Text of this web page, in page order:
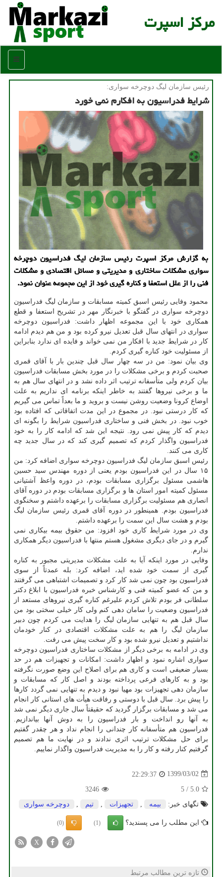
مركز اسپرت
منو
رئیس سازمان لیگ دوچرخه سواری:
شرایط فدراسیون به افكارم نمی خورد
به گزارش مركز اسپرت رئیس سازمان لیگ فدراسیون دوچرخه
سواری مشكلات ساختاری و مدیریتی و مسائل اقتصادی و مشكلات
فنی را از علل استعفا و كناره گیری خود از این مجموعه عنوان نمود.
محمود وفایی رئیس اسبق کمیته مسابقات و سازمان لیگ فدراسیون
دوچرخه سواری در گفتگو با خبرنگار مهر در تشریح استعفا و قطع
همکاری خود با این مجموعه اظهار داشت: فدراسیون دوچرخه
سواری در انتهای سال قبل تعدیل نیرو کرده بود و من هم دیدم ادامه
کار در شرایط جدید با افکار من نمی خواند و فایده ای ندارد بنابراین
از مسئولیت خود کناره گیری کردم.
وی بیان نمود: من در سه چهار سال قبل چندین بار با آقای قمری
صحبت کردم و برخی مشکلات را در مورد بخش مسابقات فدراسیون
بیان کردم ولی متأسفانه ترتیب اثر داده نشد و در انتهای سال هم به
ما و برخی نیروها گفتند به خاطر اینکه برنامه ای نداریم به علت
اوضاع کرونا وضعیت روشن نیست و بروید و ما بعداً تماس می گیریم
که کار درستی نبود. در مجموع در این مدت اتفاقاتی که افتاده بود
خوب نبود. در بخش فنی و ساختاری فدراسیون شرایط را بگونه ای
دیدم که کار پیش نمی رود. نتیجه این شد که ادامه کار را به خود
فدراسیون واگذار کردم که تصمیم گیری کند که در سال جدید چه
کاری می کنند.
رئیس اسبق سازمان لیگ فدراسیون دوچرخه سواری اضافه کرد: من
۱۵ سال در این فدراسیون بودم یعنی از دوره مهندس سید حسین
هاشمی مسئول برگزاری مسابقات بودم، در دوره واعظ آشتیانی
مسئول کمیته امور استان ها و برگزاری مسابقات بودم در دوره آقای
انصاری هم مسئولیت برگزاری مسابقات را برعهده داشتم و سخنگوی
فدراسیون بودم. همینطور در دوره آقای قمری رئیس سازمان لیگ
بودم و هشت سال این سمت را برعهده داشتم.
وی در مورد شرایط کاری خود افزود: من حقوق بیمه بیکاری نمی
گیرم و در جای دیگری مشغول هستم منتها با فدراسیون دیگر همکاری
ندارم.
وفایی در مورد اینکه آیا به علت مشکلات مدیریتی مجبور به کناره
گیری از سمت خود شده اید، اضافه کرد: بله عمدتاً از سوی
فدراسیون بود چون نمی شد کار کرد و تصمیمات اشتباهی می گرفتند
و من که عضو کمیته فنی و کارشناس خبره فدراسیون با ابلاغ دکتر
سلطانی فر بودم تلاش کردم علیرغم کناره گیری نیروهای مستعد از
فدراسیون وضعیت را سامان دهی کنم ولی کار خیلی سختی بود من
سال قبل هم به تنهایی سازمان لیگ را هدایت می کردم چون دبیر
سازمان لیگ را هم به علت مشکلات اقتصادی در کنار خودمان
نداشتیم و تعدیل نیرو شده بود و کار سخت پیش می رفت.
وی در ادامه به برخی دیگر از مشکلات ساختاری فدراسیون دوچرخه
سواری اشاره نمود و اظهار داشت: امکانات و تجهیزات هم در حد
بسیار ضعیفی است و کاری هم برای اصلاح این وضع صورت نگرفته
بود و به کارهای فرعی پرداخته بودند و اصل کار که مسابقات و
سازمان دهی تجهیزات بود مهیا نبود و دیدم به تنهایی نمی گردد کارها
را پیش برد. سال قبل با دوستی و رفاقت هیأت های استانی کار انجام
می شد و مسابقات برگزار گردید که حقیقتاً سال جاری دیگر نمی شد
به آنها رو انداخت و بار فدراسیون را به دوش آنها بیاندازیم.
فدراسیون هم متأسفانه کار چندانی را انجام نداد و هر چقدر گفتیم
برای حل مشکلات ترتیب اثری ندادند و در نهایت ما هم تصمیم
گرفتیم کنار رفته و کار را به مدیریت فدراسیون واگذار نماییم.
1399/03/02
22:29:37
5.0
/
5
3246
تگهای خبر:
بیمه تجهیزات تیم دوچرخه سواری
این مطلب را می پسندید؟ (1)
(0)
X
تازه ترین مطالب مرتبط